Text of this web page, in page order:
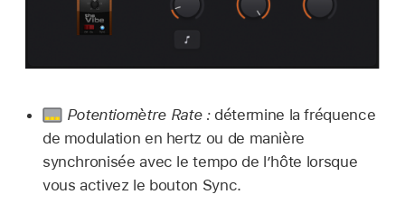
Potentiomètre Rate : détermine la fréquence
de modulation en hertz ou de manière
synchronisée avec le tempo de l’hôte lorsque
vous activez le bouton Sync.